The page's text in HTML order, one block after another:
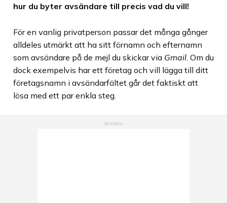
hur du byter avsändare till precis vad du vill!
För en vanlig privatperson passar det många gånger
alldeles utmärkt att ha sitt förnamn och efternamn
som avsändare på de mejl du skickar via Gmail . Om du
dock exempelvis har ett företag och vill lägga till ditt
företagsnamn i avsändarfältet går det faktiskt att
lösa med ett par enkla steg.